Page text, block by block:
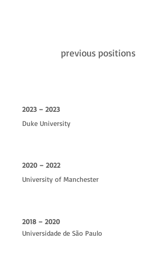
previous positions
2023 – 2023
Duke University
2020 – 2022
University of Manchester
2018 – 2020
Universidade de São Paulo